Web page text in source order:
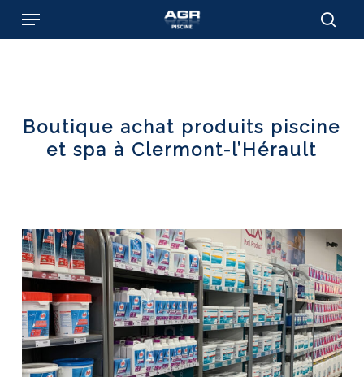
Menu
Boutique achat produits piscine
et spa à Clermont-l’Hérault